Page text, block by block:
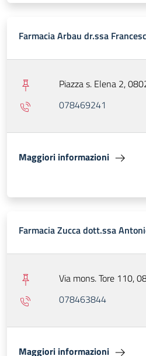
Farmacia Arbau dr.ssa
Piazza s. Elena 2,
078469241
Maggiori informazioni
Farmacia Zucca dott.ssa
Via mons. Tore 110,
078463844
Maggiori informazioni